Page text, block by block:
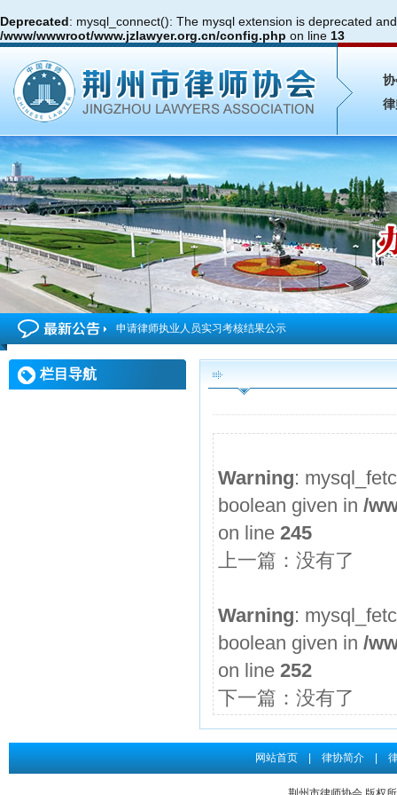
Deprecated: mysql_connect(): The mysql extension is deprecated
/www/wwwroot/www.jzlawyer.org.cn/config.php on line 13
申请律师执业人员实习考核结果公示
2026年度第4期申请律师执业人员参加面试考核的通知
申请律师执业人员实习考核结果公示
申请律师执业人员实习考核结果公示
2026年度第2期申请律师执业人员参加面试考核的通知
申请律师执业人员实习考核结果公示
2026年度第1期申请律师执业人员参加面试考核的通知
关于给予王道发律师“中止会员权利三个月”行业纪律处分...
申请律师执业人员实习考核结果公示
栏目导航
Warning:
boolean given in/
on line245
上一篇：没有了
Warning:
boolean given in/
on line252
下一篇：没有了
网站首页 |律协简介 |